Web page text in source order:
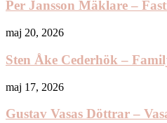
Per Jansson Mäklare –
maj 20, 2026
Sten Åke Cederhök –
maj 17, 2026
Gustav Vasas Döttrar –